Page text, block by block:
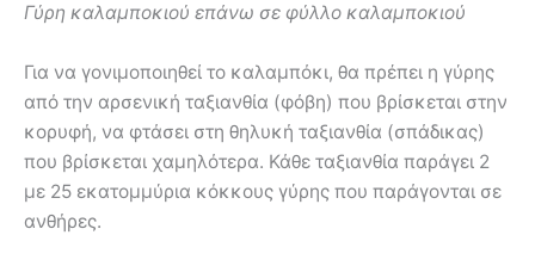
Γύρη καλαμποκιού επάνω σε φύλλο καλαμποκιού
Για να γονιμοποιηθεί το καλαμπόκι, θα πρέπει η γύρης
από την αρσενική ταξιανθία (φόβη) που βρίσκεται στην
κορυφή, να φτάσει στη θηλυκή ταξιανθία (σπάδικας)
που βρίσκεται χαμηλότερα. Κάθε ταξιανθία παράγει 2
με 25 εκατομμύρια κόκκους γύρης που παράγονται σε
ανθήρες.